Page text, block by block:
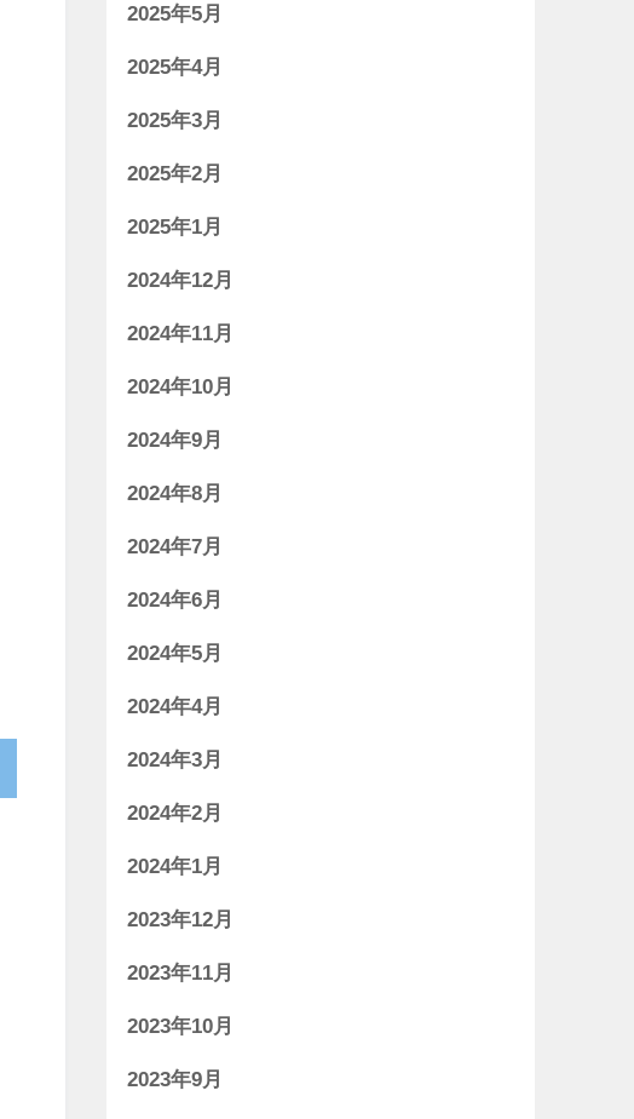
2025年5月
2025年4月
2025年3月
2025年2月
2025年1月
2024年12月
2024年11月
2024年10月
2024年9月
2024年8月
2024年7月
2024年6月
2024年5月
2024年4月
2024年3月
2024年2月
2024年1月
2023年12月
2023年11月
2023年10月
2023年9月